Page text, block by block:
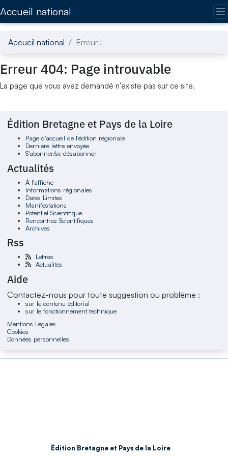
Accueil national
Accueil national Erreur !
Erreur 404: Page introuvable
La page que vous avez demandé n'existe pas sur ce site.
Édition Bretagne et Pays de la Loire
Page d'accueil de l'édition régionale
Dernière lettre envoyée
S'abonner/se désabonner
Actualités
À l'affiche
Informations régionales
Dates Limites
Manifestations
Potentiel Scientifique
Rencontres Scientifiques
Archives
Rss
Lettres
Actualités
Aide
Contactez-nous pour toute suggestion ou problème :
sur le contenu éditorial
sur le fonctionnement technique
Mentions Légales
Cookies
Données personnelles
Édition Bretagne et Pays de la Loire